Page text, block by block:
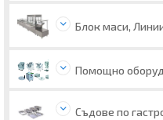
Блок маси,
Помощно
Съдове по